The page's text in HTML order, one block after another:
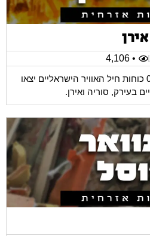
• 4,106
היום לפנות בוקר בשעה 0220 כוחות חיל האוויר הישראליים יצאו
בעירק, סוריה ואירן.